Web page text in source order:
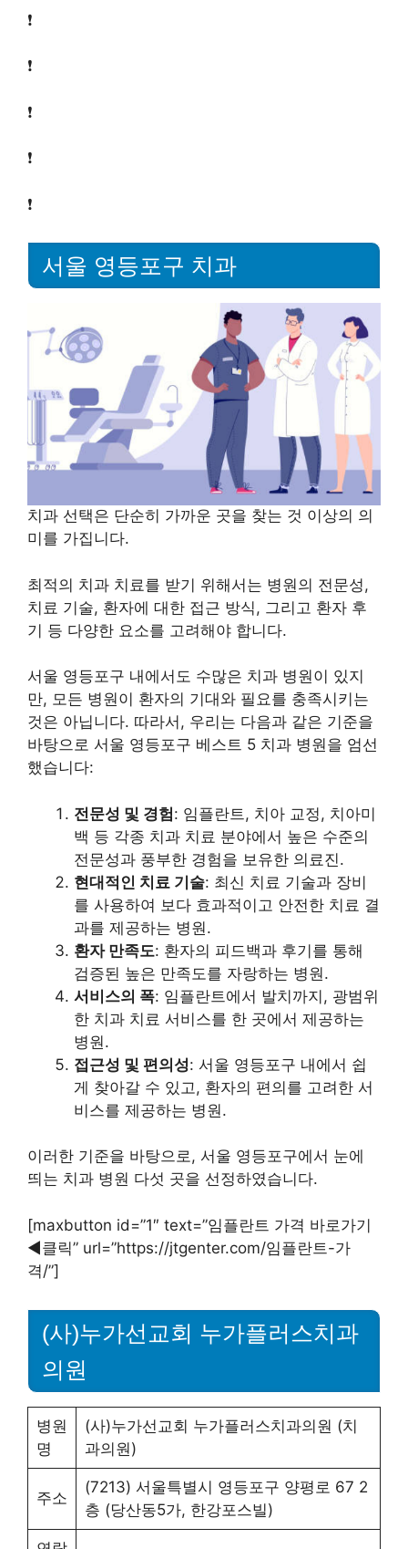
❗
❗
❗
❗
❗
서울 영등포구 치과
치과 선택은 단순히 가까운 곳을 찾는 것 이상의 의
미를 가집니다.
최적의 치과 치료를 받기 위해서는 병원의 전문성,
치료 기술, 환자에 대한 접근 방식, 그리고 환자 후
기 등 다양한 요소를 고려해야 합니다.
서울 영등포구 내에서도 수많은 치과 병원이 있지
만, 모든 병원이 환자의 기대와 필요를 충족시키는
것은 아닙니다. 따라서, 우리는 다음과 같은 기준을
바탕으로 서울 영등포구 베스트 5 치과 병원을 엄선
했습니다:
전문성 및 경험: 임플란트, 치아 교정, 치아미
백 등 각종 치과 치료 분야에서 높은 수준의
전문성과 풍부한 경험을 보유한 의료진.
현대적인 치료 기술: 최신 치료 기술과 장비
를 사용하여 보다 효과적이고 안전한 치료 결
과를 제공하는 병원.
환자 만족도: 환자의 피드백과 후기를 통해
검증된 높은 만족도를 자랑하는 병원.
서비스의 폭: 임플란트에서 발치까지, 광범위
한 치과 치료 서비스를 한 곳에서 제공하는
병원.
접근성 및 편의성: 서울 영등포구 내에서 쉽
게 찾아갈 수 있고, 환자의 편의를 고려한 서
비스를 제공하는 병원.
이러한 기준을 바탕으로, 서울 영등포구에서 눈에
띄는 치과 병원 다섯 곳을 선정하였습니다.
[maxbutton id=”1″ text=”임플란트 가격 바로가기
◀︎클릭” url=”https://jtgenter.com/임플란트-가
격/”]
(사)누가선교회 누가플러스치과
의원
병원
명
(사)누가선교회 누가플러스치과의원 (치
과의원)
주소
(7213) 서울특별시 영등포구 양평로 67 2
층 (당산동5가, 한강포스빌)